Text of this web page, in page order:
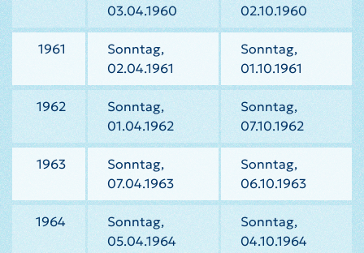
03.04.1960
02.10.1960
1961
Sonntag,
02.04.1961
Sonntag,
01.10.1961
1962
Sonntag,
01.04.1962
Sonntag,
07.10.1962
1963
Sonntag,
07.04.1963
Sonntag,
06.10.1963
1964
Sonntag,
05.04.1964
Sonntag,
04.10.1964